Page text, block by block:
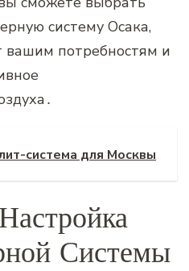
систему Осака‚
вашим потребностям и
система для Москвы
Системы